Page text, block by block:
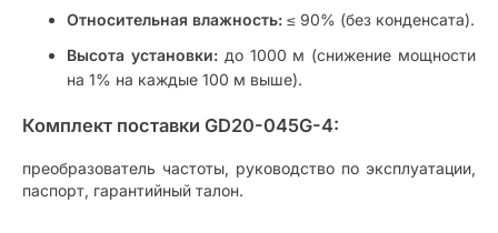
Относительная влажность: ≤ 90% (без конденсата).
Высота установки:до 1000 м (снижение мощности
на 1% на каждые 100 м выше).
Комплект поставки GD20-045G-4:
преобразователь частоты, руководство по эксплуатации,
паспорт, гарантийный талон.